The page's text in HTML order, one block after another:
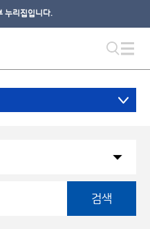
누리집입니다.
검색